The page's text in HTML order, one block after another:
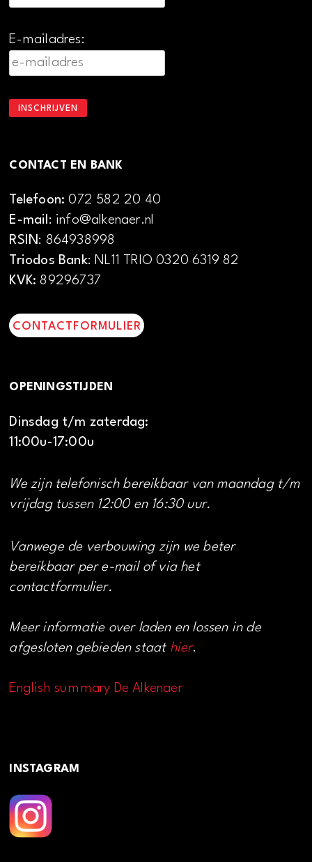
E-mailadres:
CONTACT EN BANK
Telefoon:072 582 20 40
E-mail: info@alkenaer.nl
RSIN: 864938998
Triodos Bank: NL11 TRIO 0320 6319 82
KVK: 89296737
CONTACTFORMULIER
OPENINGSTIJDEN
Dinsdag t/m zaterdag:
11:00u-17:00u
We zijn telefonisch bereikbaar van maandag t/m
vrijdag tussen 12:00 en 16:30 uur.
Vanwege de verbouwing zijn we beter
bereikbaar per e-mail of via het
contactformulier.
Meer informatie over laden en lossen in de
afgesloten gebieden staat hier.
English summary De Alkenaer
INSTAGRAM